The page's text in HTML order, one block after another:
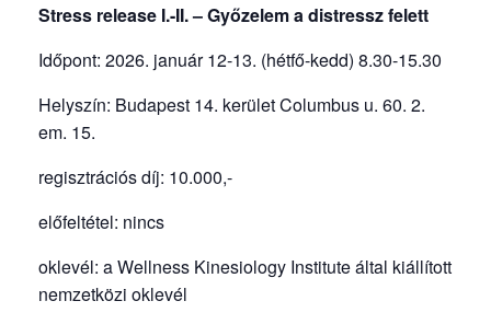
Stress release I.-II. – Győzelem a distressz felett
Időpont: 2026. január 12-13. (hétfő-kedd) 8.30-15.30
Helyszín: Budapest 14. kerület Columbus u. 60. 2.
em. 15.
regisztrációs díj: 10.000,-
előfeltétel: nincs
oklevél: a Wellness Kinesiology Institute által kiállított
nemzetközi oklevél